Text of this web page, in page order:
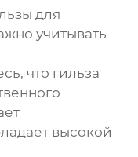
для
учитывать
что гильза
высокой